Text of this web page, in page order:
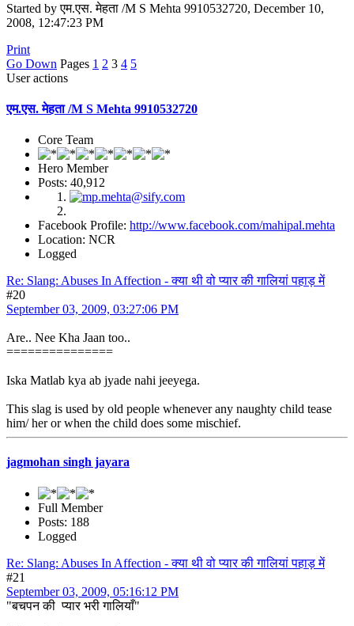
Started by एम.एस. मेहता /M S Mehta 9910532720, December 10,
2008, 12:47:23 PM
Print
Go Down Pages 1 2 3 4 5
User actions
एम.एस. मेहता /M S Mehta 9910532720
Core Team
Hero Member
Posts: 40,912
Facebook Profile: http://www.facebook.com/mahipal.mehta
Location: NCR
Logged
Re: Slang: Abuses In Affection - क्या थी वो प्यार की गालियां पहाड़ में
#20
September 03, 2009, 03:27:06 PM
Are.. Nee Kha Jaan too..
===============
Iska Matlab kya ab jyade nahi jeeyega.
This slag is used by old people whenever any naughty child tease
him/ her or when the child does some mischief.
jagmohan singh jayara
Full Member
Posts: 188
Logged
Re: Slang: Abuses In Affection - क्या थी वो प्यार की गालियां पहाड़ में
#21
September 03, 2009, 05:16:12 PM
"बचपन की प्यार भरी गालियाँ"